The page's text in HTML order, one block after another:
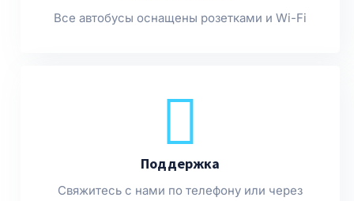
Все автобусы оснащены розетками и Wi-Fi
Поддержка
Свяжитесь с нами по телефону или через